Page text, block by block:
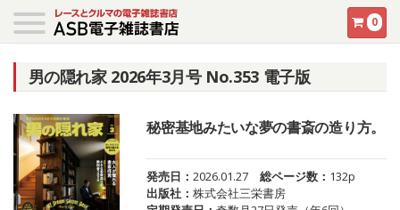
0
男の隠れ家 2026年3月号 No.353 電子版
秘密基地みたいな夢の書斎の造り方。
発売日：2026.01.27 総ページ数： 132p
出版社：株式会社三栄書房